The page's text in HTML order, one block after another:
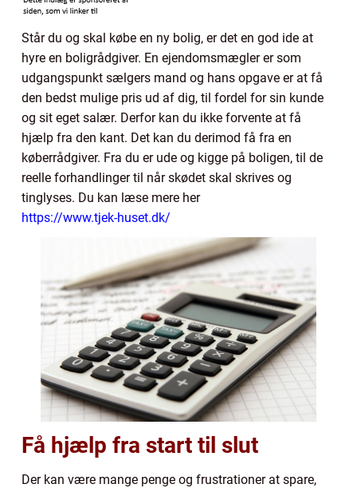
Står du og skal købe en ny bolig, er det en god ide at
hyre en boligrådgiver. En ejendomsmægler er som
udgangspunkt sælgers mand og hans opgave er at få
den bedst mulige pris ud af dig, til fordel for sin kunde
og sit eget salær. Derfor kan du ikke forvente at få
hjælp fra den kant. Det kan du derimod få fra en
køberrådgiver. Fra du er ude og kigge på boligen, til de
reelle forhandlinger til når skødet skal skrives og
tinglyses. Du kan læse mere her
https://www.tjek-huset.dk/
Få hjælp fra start til slut
Der kan være mange penge og frustrationer at spare,